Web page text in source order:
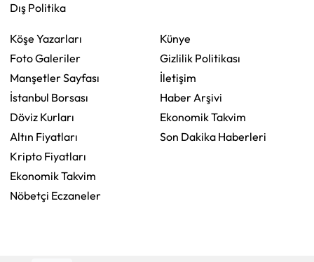
Dış Politika
Köşe Yazarları
Foto Galeriler
Manşetler Sayfası
İstanbul Borsası
Döviz Kurları
Altın Fiyatları
Kripto Fiyatları
Ekonomik Takvim
Nöbetçi Eczaneler
Künye
Gizlilik Politikası
İletişim
Haber Arşivi
Ekonomik Takvim
Son Dakika Haberleri